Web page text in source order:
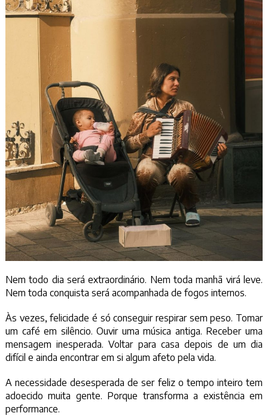
Nem todo dia será extraordinário. Nem toda manhã virá leve.
Nem toda conquista será acompanhada de fogos internos.
Às vezes, felicidade é só conseguir respirar sem peso. Tomar
um café em silêncio. Ouvir uma música antiga. Receber uma
mensagem inesperada. Voltar para casa depois de um dia
difícil e ainda encontrar em si algum afeto pela vida.
A necessidade desesperada de ser feliz o tempo inteiro tem
adoecido muita gente. Porque transforma a existência em
performance.